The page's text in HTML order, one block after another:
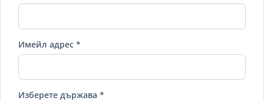
Имейл адрес *
Изберете държава *